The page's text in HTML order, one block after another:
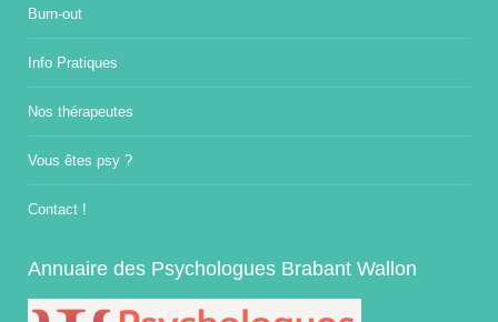
Burn-out
Info Pratiques
Nos thérapeutes
Vous êtes psy ?
Contact !
Annuaire des Psychologues Brabant Wallon